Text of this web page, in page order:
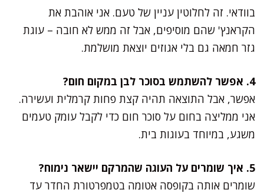
בוודאי. זה לחלוטין עניין של טעם. אני אוהבת את
הקראנץ' שהם מוסיפים, אבל זה ממש לא חובה – עוגת
גזר חמאה גם בלי אגוזים יוצאת מושלמת.
4. אפשר להשתמש בסוכר לבן במקום חום?
אפשר, אבל התוצאה תהיה קצת פחות קרמלית ועשירה.
אני ממליצה בחום על סוכר חום כדי לקבל עומק טעמים
משגע, במיוחד בעוגות בית.
5. איך שומרים על העוגה שהמרקם יישאר נימוח?
שומרים אותה בקופסה אטומה בטמפרטורת החדר עד